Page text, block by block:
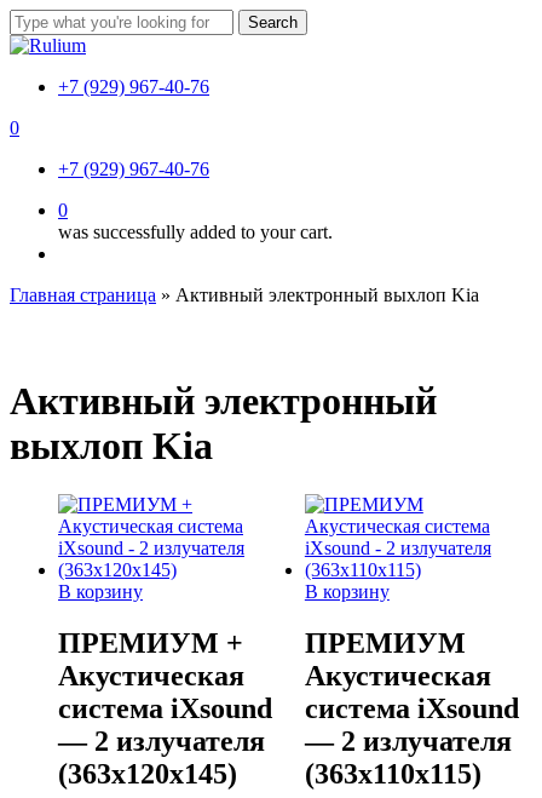
Skip
to
content
Search
Close
+7 (929) 967-40-76
0
+7 (929) 967-40-76
0
was successfully added to your cart.
Главная страница » Активный электронный выхлоп Kia
Активный электронный
выхлоп Kia
В корзину
ПРЕМИУМ +
Акустическая
система iXsound
— 2 излучателя
(363х120х145)
В корзину
ПРЕМИУМ
Акустическая
система iXsound
— 2 излучателя
(363х110х115)